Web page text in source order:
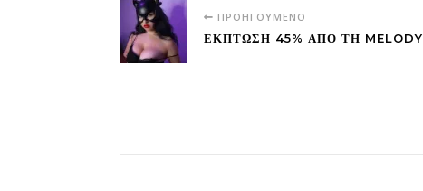
ΠΡΟΗΓΟΎΜΕΝΟ
ΈΚΠΤΩΣΗ 45% ΑΠΌ ΤΗ MELODY